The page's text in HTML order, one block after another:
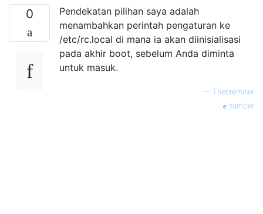
0
Pendekatan pilihan saya adalah
menambahkan perintah pengaturan ke
/etc/rc.local di mana ia akan diinisialisasi
pada akhir boot, sebelum Anda diminta
untuk masuk.
— Theoremiser
sumber